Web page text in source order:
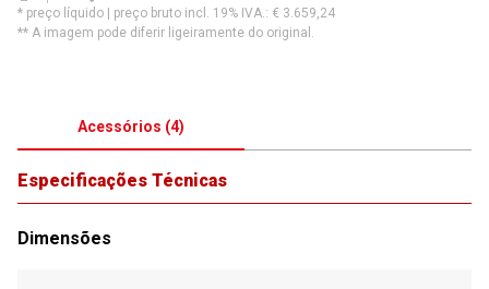
* preço líquido | preço bruto incl. 19% IVA.: € 3.659,24
** A imagem pode diferir ligeiramente do original.
Acessórios (4)
Especificações Técnicas
Dimensões